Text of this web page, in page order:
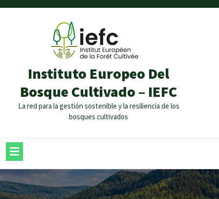
Instituto Europeo Del
Bosque Cultivado – IEFC
La red para la gestión sostenible y la resiliencia de los
bosques cultivados